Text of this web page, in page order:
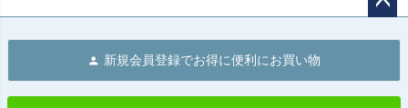
へ
新規会員登録でお得に便利にお買い物